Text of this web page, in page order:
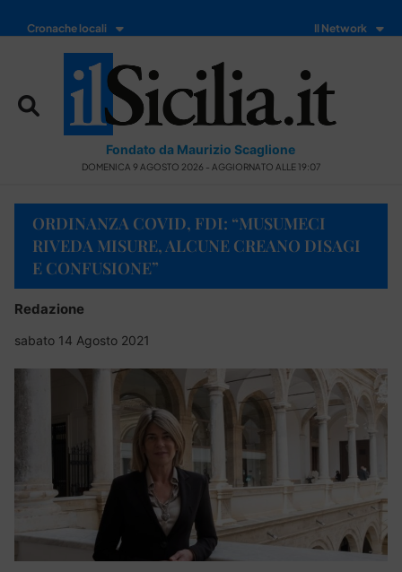
Cronache locali Il Network
Fondato da Maurizio Scaglione
DOMENICA 9 AGOSTO 2026 - AGGIORNATO ALLE 19:07
ORDINANZA COVID, FDI: “MUSUMECI
RIVEDA MISURE, ALCUNE CREANO DISAGI
E CONFUSIONE”
Redazione
sabato 14 Agosto 2021